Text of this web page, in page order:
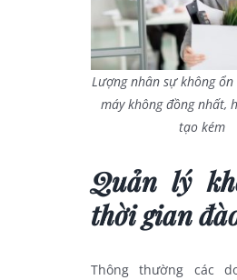
Lượng nhân sự không
máy không đồng nhất,
tạo kém
Quản lý
thời gian
Thông thường các